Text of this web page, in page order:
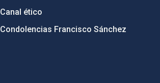
Canal ético
Condolencias Francisco Sánchez